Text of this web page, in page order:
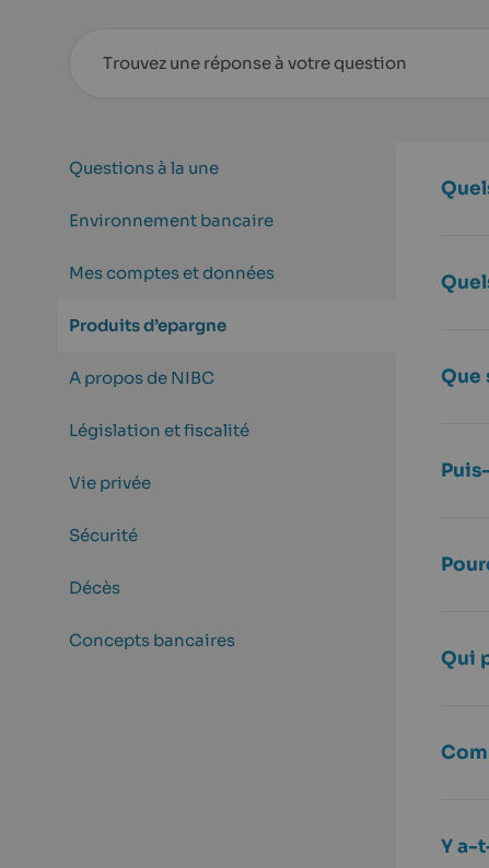
Questions à la une
Environnement bancaire
Mes comptes et données
Produits d’epargne
Que
Qui
Y a-
A propos de NIBC
Législation et fiscalité
Vie privée
Sécurité
Décès
Concepts bancaires